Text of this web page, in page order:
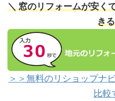
＼ 窓のリフォームが安く
き
＞＞無料のリショップナ
比較